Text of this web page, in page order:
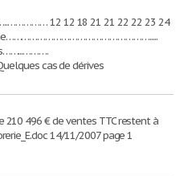
12 12 18 21 21 22 22 23 24
cas de dérives
210 496 € de ventes TTC restent à
14/11/2007 page 1